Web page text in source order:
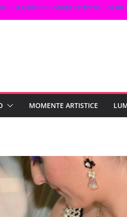
Organizarea Nunții Perfecte: Sfaturi
MOMENTE ARTISTICE